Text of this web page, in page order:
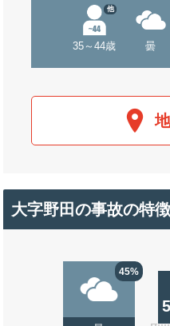
35～44歳
他
曇
大字野田の事故の特徴
45%